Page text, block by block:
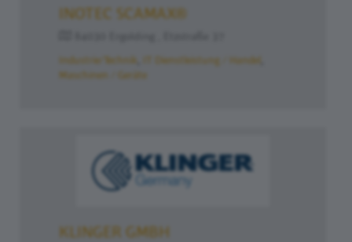
INOTEC SCAMAX®
Industrie/Technik
IT Dienstleistung / Handel
Maschinen / Geräte
KLINGER GMBH